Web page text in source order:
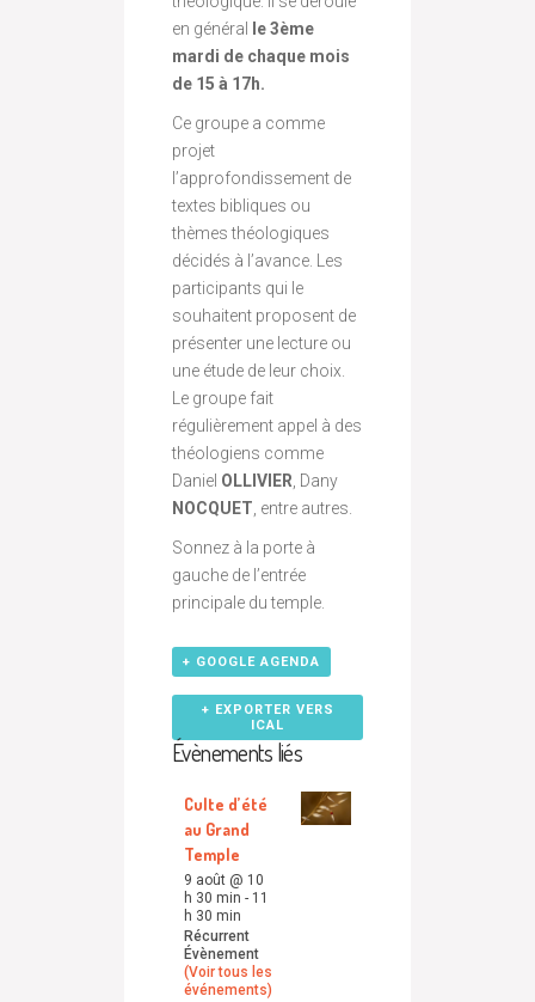
en général
le 3ème
mardi de chaque mois
de 15 à 17h.
Ce groupe a comme
projet
l’approfondissement de
textes bibliques ou
thèmes théologiques
décidés à l’avance. Les
participants qui le
souhaitent proposent de
présenter une lecture ou
une étude de leur choix.
Le groupe fait
régulièrement appel à des
théologiens comme
Daniel OLLIVIER, Dany
NOCQUET, entre autres.
Sonnez à la porte à
gauche de l’entrée
principale du temple.
+ GOOGLE AGENDA
+ EXPORTER VERS
ICAL
Évènements liés
Culte d’été
au Grand
Temple
9 août @ 10
h 30 min - 11
h 30 min
Récurrent
Évènement
(Voir tous les
événements)